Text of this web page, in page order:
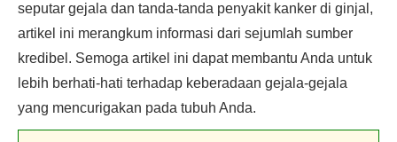
seputar gejala dan tanda-tanda penyakit kanker di ginjal,
artikel ini merangkum informasi dari sejumlah sumber
kredibel. Semoga artikel ini dapat membantu Anda untuk
lebih berhati-hati terhadap keberadaan gejala-gejala
yang mencurigakan pada tubuh Anda.